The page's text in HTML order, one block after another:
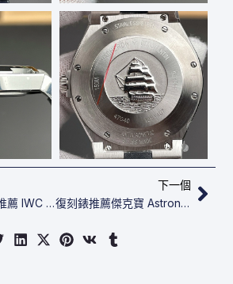
APS廠高仿手錶推薦 IWC 葡萄牙萬年曆 IW502220
下一個
復刻錶推薦傑克寶 Astronomia 天體熊貓盤
下